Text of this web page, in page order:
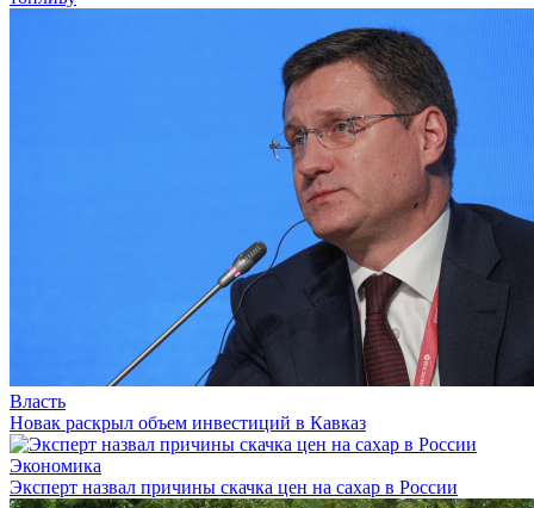
Власть
Новак раскрыл объем инвестиций в Кавказ
Экономика
Эксперт назвал причины скачка цен на сахар в России